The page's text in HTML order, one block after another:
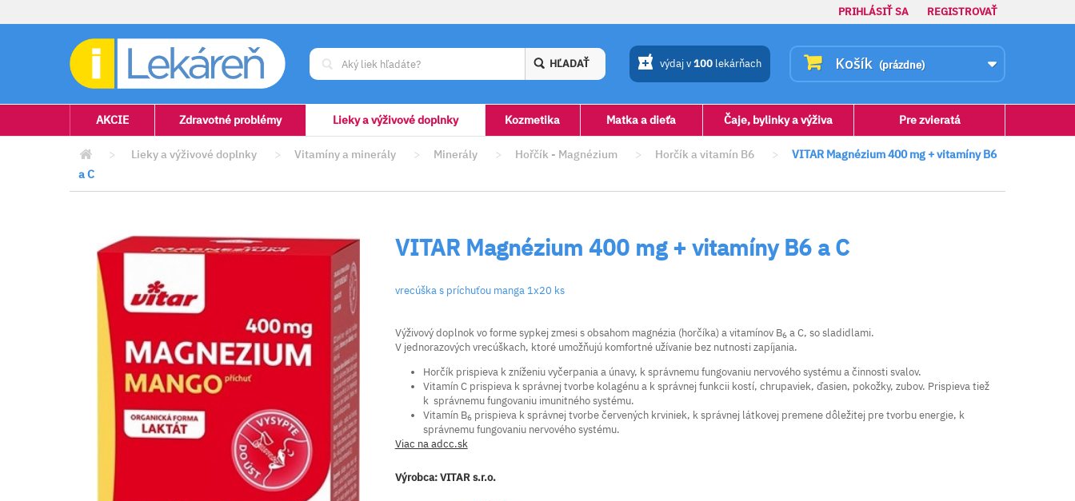
PRIHLÁSIŤ SA REGISTROVAŤ
Košík (prázdne)
HĽADAŤ výdaj v100 lekárňach
AKCIE Zdravotné problémy Lieky a výživové doplnky Kozmetika Matka a dieťa Čaje, bylinky a výživa Pre zvieratá
> Lieky a výživové doplnky > Vitamíny a minerály > Minerály > Hořčík - Magnézium > Horčík a vitamín B6 >
VITAR Magnézium 400 mg + vitamíny B6
a C
VITAR Magnézium 400 mg + vitamíny B6 a C
vrecúška s príchuťou manga 1x20 ks
Výživový doplnok vo forme sypkej zmesi s obsahom magnézia (horčíka) a vitamínov B6a C, so sladidlami.
V jednorazových vrecúškach, ktoré umožňujú komfortné užívanie bez nutnosti zapíjania.
Horčík prispieva k zníženiu vyčerpania a únavy, k správnemu fungovaniu nervového systému a činnosti svalov.
Vitamín C prispieva k správnej tvorbe kolagénu a k správnej funkcii kostí, chrupaviek, ďasien, pokožky, zubov. Prispieva tiež
k správnemu fungovaniu imunitného systému.
Vitamín B6prispieva k správnej tvorbe červených krviniek, k správnej látkovej premene dôležitej pre tvorbu energie, k
správnemu fungovaniu nervového systému.
Viac na adcc.sk
Výrobca:VITAR s.r.o.